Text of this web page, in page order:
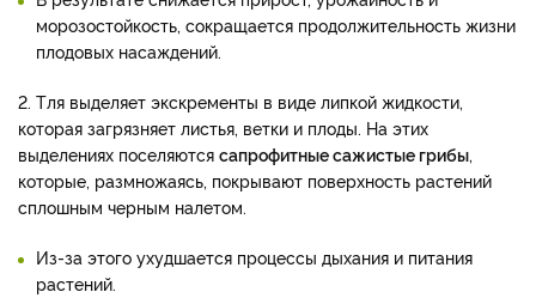
морозостойкость, сокращается продолжительность жизни
плодовых насаждений.
2. Тля выделяет экскременты в виде липкой жидкости,
которая загрязняет листья, ветки и плоды. На этих
выделениях поселяются сапрофитные сажистые грибы
которые, размножаясь, покрывают поверхность растений
сплошным черным налетом.
Из-за этого ухудшается процессы дыхания и питания
растений.